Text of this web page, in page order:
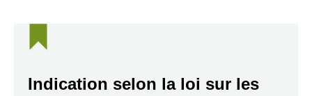
Indication selon la loi sur les